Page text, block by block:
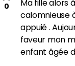
0
Ma fille alors
calomnieuse
appuié .
faveur mon
enfant âgée